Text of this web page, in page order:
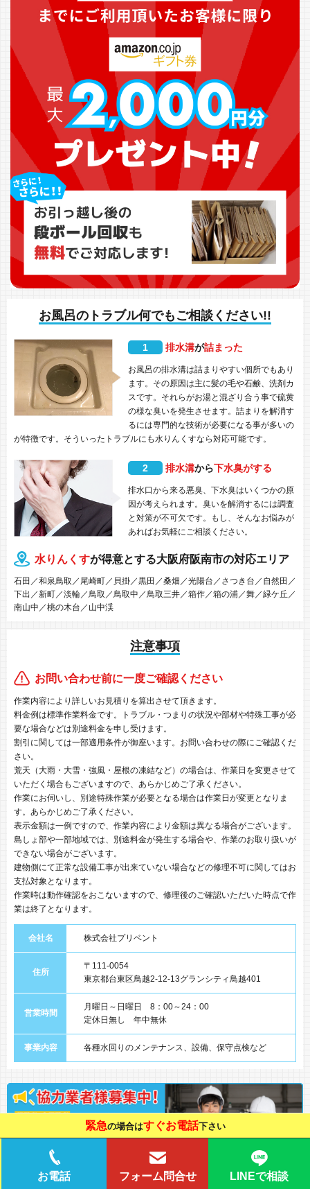
お風呂のトラブル何でもご相談ください!!
1 排水溝が詰まった
お風呂の排水溝は詰まりやすい個所でもあり
ます。その原因は主に髪の毛や石鹸、洗剤カ
スです。それらがお湯と混ざり合う事で硫黄
の様な臭いを発生させます。詰まりを解消す
るには専門的な技術が必要になる事が多いの
が特徴です。そういったトラブルにも水りんくすなら対応可能です。
2 排水溝から下水臭がする
排水口から来る悪臭、下水臭はいくつかの原
因が考えられます。臭いを解消するには調査
と対策が不可欠です。もし、そんなお悩みが
あればお気軽にご相談ください。
水りんくすが得意とする大阪府阪南市の対応エリア
石田／和泉鳥取／尾崎町／貝掛／黒田／桑畑／光陽台／さつき台／自然田／
下出／新町／淡輪／鳥取／鳥取中／鳥取三井／箱作／箱の浦／舞／緑ケ丘／
南山中／桃の木台／山中渓
注意事項
お問い合わせ前に一度ご確認ください
作業内容により詳しいお見積りを算出させて頂きます。
料金例は標準作業料金です。トラブル・つまりの状況や部材や特殊工事が必
要な場合などは別途料金を申し受けます。
割引に関しては一部適用条件が御座います。お問い合わせの際にご確認くだ
さい。
荒天（大雨・大雪・強風・屋根の凍結など）の場合は、作業日を変更させて
いただく場合もございますので、あらかじめご了承ください。
作業にお伺いし、別途特殊作業が必要となる場合は作業日が変更となりま
す。あらかじめご了承ください。
表示金額は一例ですので、作業内容により金額は異なる場合がございます。
島しょ部や一部地域では、別途料金が発生する場合や、作業のお取り扱いが
できない場合がございます。
建物側にて正常な設備工事が出来ていない場合などの修理不可に関してはお
支払対象となります。
作業時は動作確認をおこないますので、修理後のご確認いただいた時点で作
業は終了となります。
会社名 株式会社プリベント
住所
〒111-0054
東京都台東区鳥越2-12-13グランシティ鳥越401
営業時間
月曜日～日曜日 8：00～24：00
定休日無し 年中無休
事業内容 各種水回りのメンテナンス、設備、保守点検など
緊急の場合はすぐお電話下さい
お電話 フォーム問合せ LINEで相談